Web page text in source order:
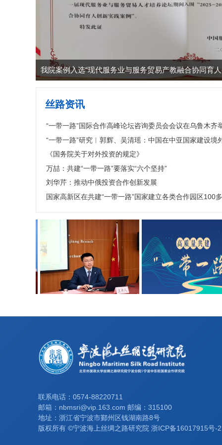
我院受邀参加宁波海丝“活化石”城市品牌专家座谈会
丝路资讯
“一带一路”国际合作高峰论坛咨询委员会会议在乌鲁木齐
“一带一路”研究︱郭辉、吴清瑶：中国在中亚国家建设境
《国务院关于对外投资的规定》
万喆：共建“一带一路”要落实“六个坚持”
刘华芹：推动中俄投资合作创新发展
国家高新区在共建“一带一路”国家建立各类合作园区100
联系电话：0574-88220711
邮箱：nbmsri@vip.163.com 邮编：315100
地址：浙江省宁波市鄞州区钱湖南路8号
版权所有 ©宁波海上丝绸之路研究院 浙ICP备16017915号-2